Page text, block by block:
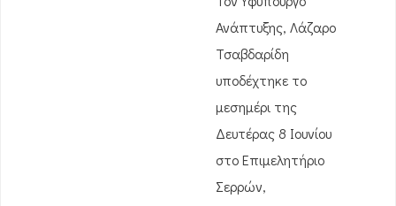
Ανάπτυξης, Λάζαρο
Τσαβδαρίδη
υποδέχτηκε το
μεσημέρι της
Δευτέρας 8 Ιουνίου
στο Επιμελητήριο
Σερρών,